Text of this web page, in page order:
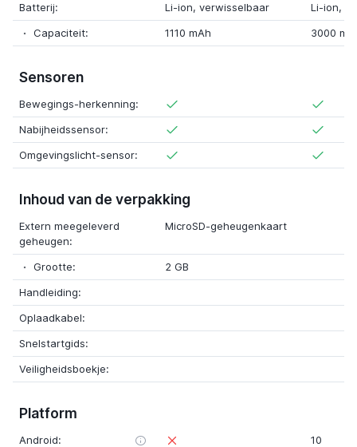
Batterij: Li-ion, verwisselbaar Li-ion,
Capaciteit:
1110 mAh 3000
Sensoren
Bewegings-herkenning:
Nabijheidssensor:
Omgevingslicht-sensor:
Inhoud van de verpakking
Extern meegeleverd
geheugen:
MicroSD-geheugenkaart
Grootte:
2 GB
Handleiding:
Oplaadkabel:
Snelstartgids:
Veiligheidsboekje:
Platform
Android: 10